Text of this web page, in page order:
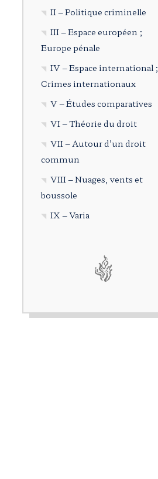
II – Politique criminelle
III – Espace européen ;
Europe pénale
IV – Espace international ;
Crimes internationaux
V – Études comparatives
VI – Théorie du droit
VII – Autour d’un droit
commun
VIII – Nuages, vents et
boussole
IX – Varia